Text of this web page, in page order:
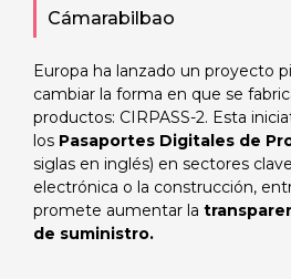
Cámarabilbao
Europa ha lanzado un proyecto
cambiar la forma en que se
productos: CIRPASS-2. Esta
los Pasaportes Digitales de
siglas en inglés) en sectores
electrónica o la construcción,
promete aumentar la
de suministro.